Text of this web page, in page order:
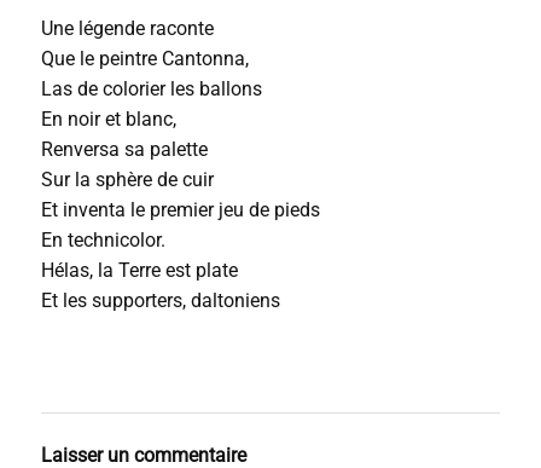
Une légende raconte
Que le peintre Cantonna,
Las de colorier les ballons
En noir et blanc,
Renversa sa palette
Sur la sphère de cuir
Et inventa le premier jeu de pieds
En technicolor.
Hélas, la Terre est plate
Et les supporters, daltoniens
Laisser un commentaire